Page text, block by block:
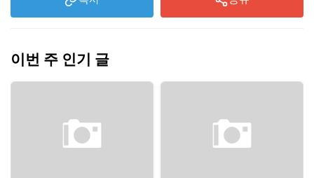
이번 주 인기 글